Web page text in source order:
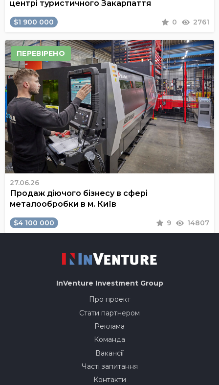
центрі туристичного Закарпаття
$1 900 000 0 2761
ПЕРЕВІРЕНО
27.06.26
Продаж діючого бізнесу в сфері
металообробки в м. Київ
$4 100 000 9 14807
InVenture Investment Group
Про проект
Стати партнером
Реклама
Команда
Вакансії
Часті запитання
Контакти